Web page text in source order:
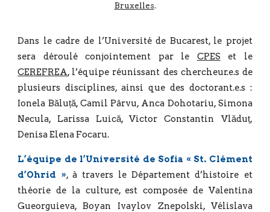
Bruxelles.
Dans le cadre de l’Université de Bucarest, le projet
sera déroulé conjointement par le CPES et le
CEREFREA, l’équipe réunissant des chercheur.e.s de
plusieurs disciplines, ainsi que des doctorant.e.s :
Ionela Băluță, Camil Pârvu, Anca Dohotariu, Simona
Necula, Larissa Luică, Victor Constantin Vlăduț,
Denisa Elena Focaru.
L’équipe de l’Université de Sofia « St. Clément
d’Ohrid », à travers le Département d’histoire et
théorie de la culture, est composée de Valentina
Gueorguieva, Boyan Ivaylov Znepolski, Vélislava